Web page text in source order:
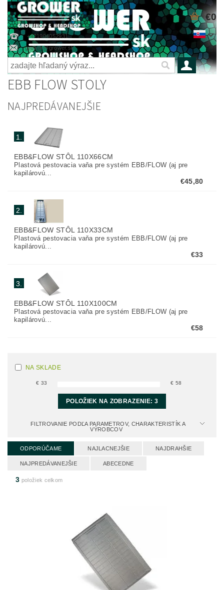
+421904052931
grower@grower.sk
€0
EBB FLOW STOLY
NAJPREDÁVANEJŠIE
1.
EBB&FLOW STÔL 110X66CM
Plastová pestovacia vaňa pre systém EBB/FLOW (aj pre
kapilárovú...
€45,80
2.
EBB&FLOW STÔL 110X33CM
Plastová pestovacia vaňa pre systém EBB/FLOW (aj pre
kapilárovú...
€33
3.
EBB&FLOW STÔL 110X100CM
Plastová pestovacia vaňa pre systém EBB/FLOW (aj pre
kapilárovú...
€58
NA SKLADE
€ 33 € 58
POLOŽIEK NA ZOBRAZENIE: 3
FILTROVANIE PODĽA PARAMETROV, CHARAKTERISTÍK A
VÝROBCOV
ODPORÚČAME NAJLACNEJŠIE NAJDRAHŠIE
NAJPREDÁVANEJŠIE ABECEDNE
3 položiek celkom